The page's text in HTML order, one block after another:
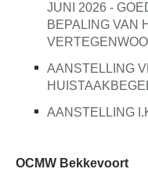
JUNI 2026 -
BEPALING VAN
AANSTELLING
AANSTELLING
OCMW Bekkevoort